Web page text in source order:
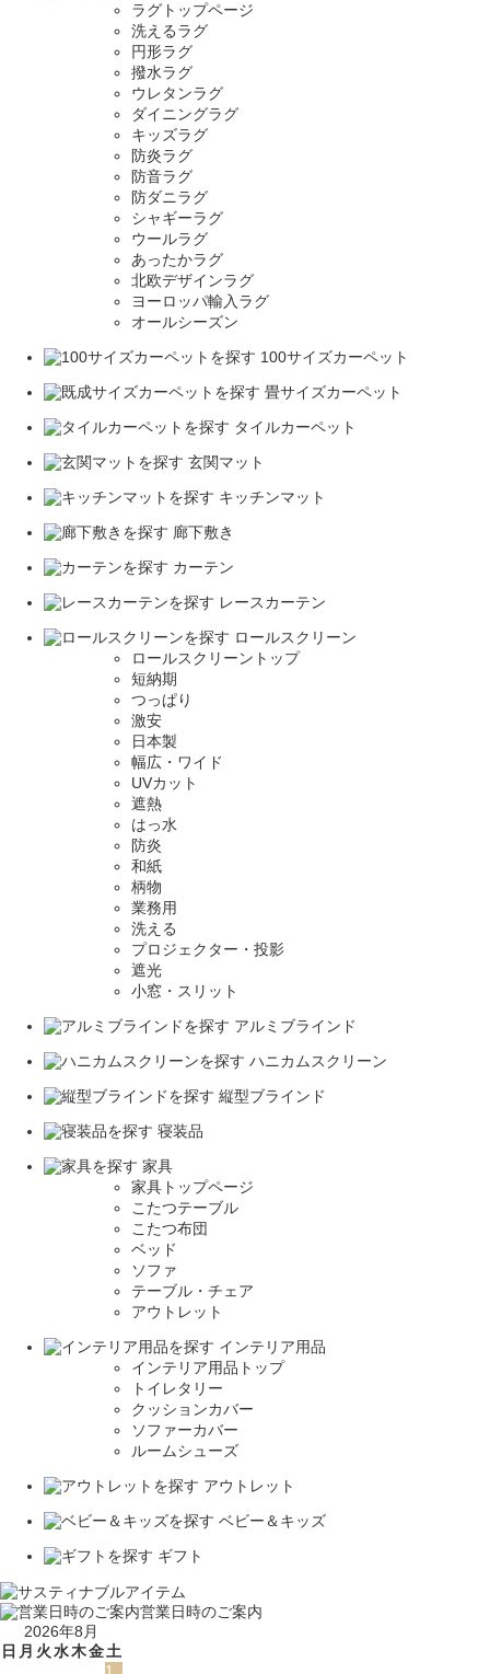
ラグトップページ
洗えるラグ
円形ラグ
撥水ラグ
ウレタンラグ
ダイニングラグ
キッズラグ
防炎ラグ
防音ラグ
防ダニラグ
シャギーラグ
ウールラグ
あったかラグ
北欧デザインラグ
ヨーロッパ輸入ラグ
オールシーズン
100サイズカーペット
畳サイズカーペット
タイルカーペット
玄関マット
キッチンマット
廊下敷き
カーテン
レースカーテン
ロールスクリーン
ロールスクリーントップ
短納期
つっぱり
激安
日本製
幅広・ワイド
UVカット
遮熱
はっ水
防炎
和紙
柄物
業務用
洗える
プロジェクター・投影
遮光
小窓・スリット
アルミブラインド
ハニカムスクリーン
縦型ブラインド
寝装品
家具
家具トップページ
こたつテーブル
こたつ布団
ベッド
ソファ
テーブル・チェア
アウトレット
インテリア用品
インテリア用品トップ
トイレタリー
クッションカバー
ソファーカバー
ルームシューズ
アウトレット
ベビー＆キッズ
ギフト
営業日時のご案内
2026年8月
日 月 火水木金土